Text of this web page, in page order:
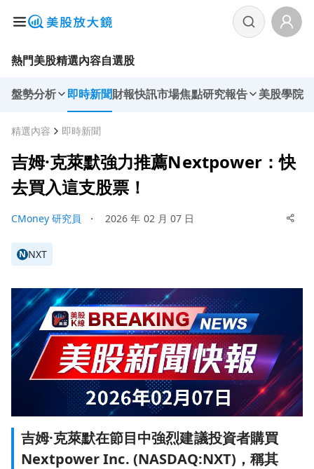
熱門美股精選內容自選股
盤勢分析 即時新聞財報快訊市場焦點研究報告 美股學院
精選內容 即時新聞
吉姆·克萊默強力推薦Nextpower：快
去買入這支股票！
CMoney 研究員 ・ 2026 年 02 月 07 日
N NXT
吉姆·克萊默在節目中強烈建議投資者購買
Nextpower Inc. (NASDAQ:NXT)，稱其